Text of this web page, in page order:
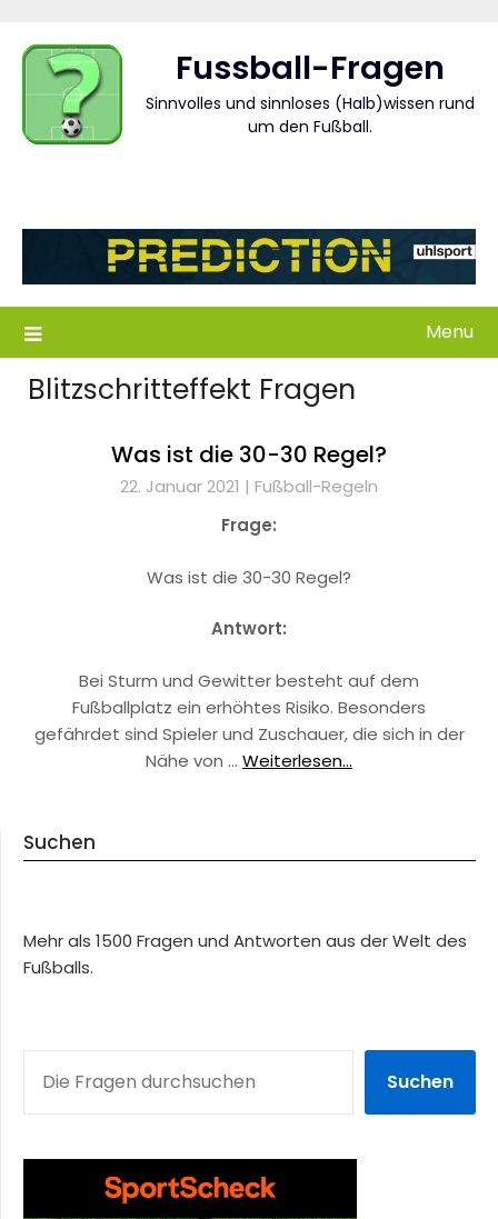
content
Fussball-Fragen
Sinnvolles und sinnloses (Halb)wissen rund
um den Fußball.
Menu
Blitzschritteffekt Fragen
Was ist die 30-30 Regel?
22. Januar 2021 | Fußball-Regeln
Frage:
Was ist die 30-30 Regel?
Antwort:
Bei Sturm und Gewitter besteht auf dem
Fußballplatz ein erhöhtes Risiko. Besonders
gefährdet sind Spieler und Zuschauer, die sich in der
Nähe von … Weiterlesen...
Suchen
Mehr als 1500 Fragen und Antworten aus der Welt des
Fußballs.
Suchen